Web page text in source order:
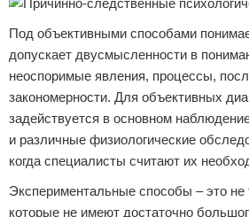
Под объективными способами
допускает двусмысленности в
неоспоримые явления, процессы,
закономерности. Для объективных
задействуется в основном
и различные физиологические
когда специалисты считают их
Экспериментальные способы – это не
которые не имеют достаточно